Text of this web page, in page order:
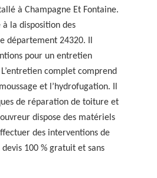
à Champagne Et Fontaine.
à la disposition des
département 24320. Il
pour un entretien
complet comprend
et l’hydrofugation. Il
de réparation de toiture et
dispose des matériels
des interventions de
100 % gratuit et sans